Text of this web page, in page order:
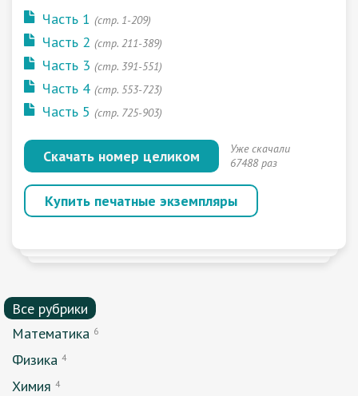
Часть 1 (стр. 1-209)
Часть 2 (стр. 211-389)
Часть 3 (стр. 391-551)
Часть 4 (стр. 553-723)
Часть 5 (стр. 725-903)
Скачать номер целиком
Уже скачали
67488 раз
Купить печатные экземпляры
Все рубрики
Математика 6
Физика 4
Химия 4